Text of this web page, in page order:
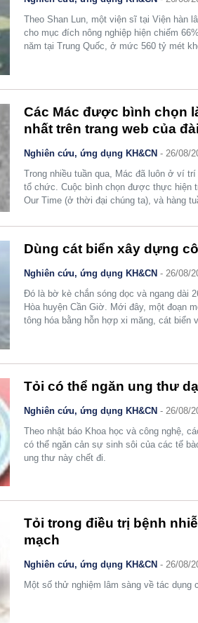
Theo Shan Lun, một viện sĩ tại Viện hàn
cho mục đích nông nghiệp hiện chiếm
năm tại Trung Quốc, ở mức 560 tỷ mét
Các Mác được bình chọn
nhất trên trang web của
Nghiên cứu, ứng dụng KH&CN - 26/08/
Trong nhiều tuần qua, Mác đã luôn ở ví
tổ chức. Cuộc bình chọn được thực hiện
Our Time (ở thời đại chúng ta), và hàng
Dùng cát biển xây dựng
Nghiên cứu, ứng dụng KH&CN - 26/08/
Đó là bờ kè chắn sóng dọc và ngang dài
Hòa huyện Cần Giờ. Mới đây, một đoạn
tông hóa bằng hỗn hợp xi măng, cát biển
Tỏi có thể ngăn ung thư
Nghiên cứu, ứng dụng KH&CN - 26/08/
Theo nhật báo Khoa học và công nghệ,
có thể ngăn cản sự sinh sôi của các tế
ung thư này chết đi.
Tỏi trong điều trị bệnh
mạch
Nghiên cứu, ứng dụng KH&CN - 26/08/
Một số thử nghiệm lâm sàng về tác dụng